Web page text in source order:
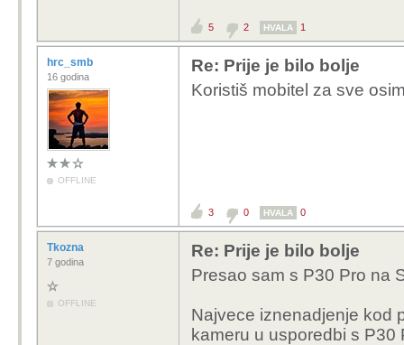
5 2 HVALA 1
hrc_smb
16 godina
OFFLINE
Re: Prije je bilo bolje
Koristiš mobitel za sve
3 0 HVALA 0
Tkozna
7 godina
OFFLINE
Re: Prije je bilo bolje
Presao sam s P30 Pro na
Najvece iznenadjenje kod
kameru u usporedbi s P30